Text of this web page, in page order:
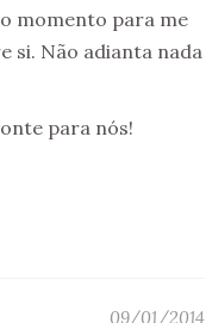
momento para me
si. Não adianta nada
para nós!
09/01/2014